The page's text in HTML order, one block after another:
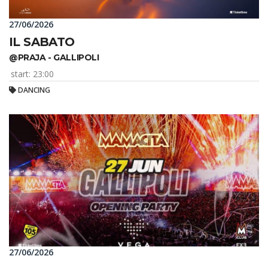
27/06/2026
IL SABATO
@PRAJA - GALLIPOLI
start: 23:00
DANCING
27/06/2026